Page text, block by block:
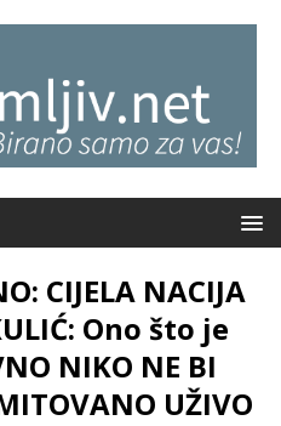
CIJELA NACIJA
Ono što je
NIKO NE BI
UŽIVO